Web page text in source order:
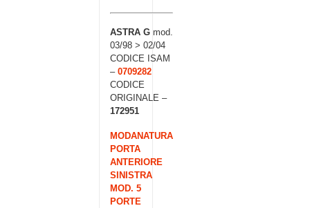
ASTRA G mod.
03/98 > 02/04
CODICE ISAM
– 0709282
CODICE
ORIGINALE –
172951
MODANATURA
PORTA
ANTERIORE
SINISTRA
MOD. 5
PORTE